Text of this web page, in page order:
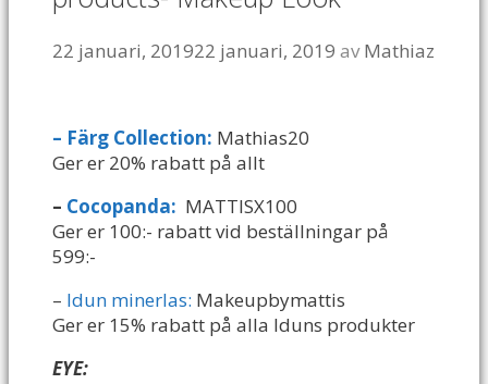
22 januari, 201922 januari, 2019 avMathiaz
– Färg Collection: Mathias20
Ger er 20% rabatt på allt
– Cocopanda: MATTISX100
Ger er 100:- rabatt vid beställningar på
599:-
– Idun minerlas: Makeupbymattis
Ger er 15% rabatt på alla Iduns produkter
EYE: